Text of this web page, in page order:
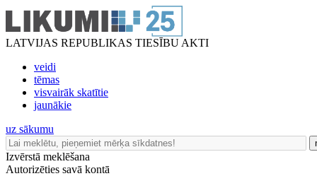
LATVIJAS REPUBLIKAS TIESĪBU AKTI
veidi
tēmas
visvairāk skatītie
jaunākie
uz sākumu
Izvērstā meklēšana
Autorizēties savā kontā